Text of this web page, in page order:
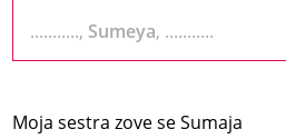
..........., Sumeya, ...........
Moja sestra zove seSumaja